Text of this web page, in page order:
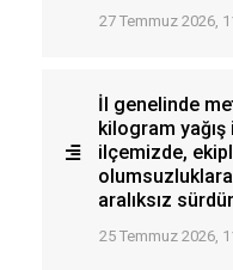
27 Temmuz 2026,
İl genelinde
kilogram yağış
ilçemizde,
olumsuzluklara
aralıksız
25 Temmuz 2026,